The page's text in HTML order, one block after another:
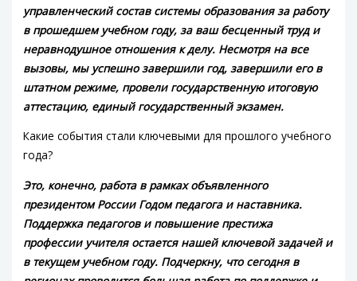
управленческий состав системы образования за работу
в прошедшем учебном году, за ваш бесценный труд и
неравнодушное отношения к делу. Несмотря на все
вызовы, мы успешно завершили год, завершили его в
штатном режиме, провели государственную итоговую
аттестацию, единый государственный экзамен.
Какие события стали ключевыми для прошлого учебного
года?
Это, конечно, работа в рамках объявленного
президентом России Годом педагога и наставника.
Поддержка педагогов и повышение престижа
профессии учителя остается нашей ключевой задачей и
в текущем учебном году. Подчеркну, что сегодня в